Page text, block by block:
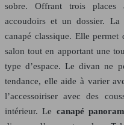
sobre. Offrant trois places
accoudoirs et un dossier. La
canapé classique. Elle permet
salon tout en apportant une
type d’espace. Le divan ne
tendance, elle aide à varier
l’accessoiriser avec des
intérieur. Le canapé